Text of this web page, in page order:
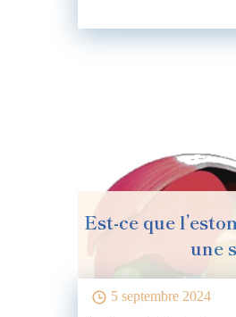
5 septembre 2024
Est-ce que
une